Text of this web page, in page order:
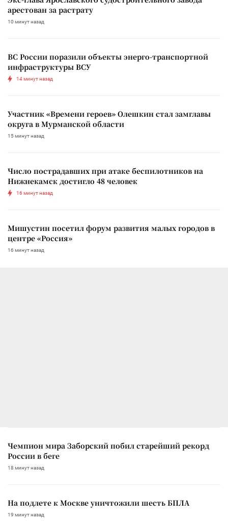
арестован за растрату
10 минут назад
ВС России поразили объекты энерго-транспортной
инфраструктуры ВСУ
14 минут назад
Участник «Времени героев» Олешкин стал замглавы
округа в Мурманской области
15 минут назад
Число пострадавших при атаке беспилотников на
Нижнекамск достигло 48 человек
16 минут назад
Мишустин посетил форум развития малых городов в
центре «Россия»
16 минут назад
Чемпион мира Заборский побил старейший рекорд
России в беге
18 минут назад
На подлете к Москве уничтожили шесть БПЛА
19 минут назад